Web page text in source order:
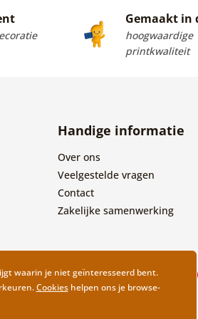
Gemaakt in
hoogwaardige
printkwaliteit
Handige informatie
Over ons
Veelgestelde vragen
Contact
Zakelijke samenwerking
waarin je niet geïnteresseerd bent.
Cookieshelpen ons je browse-